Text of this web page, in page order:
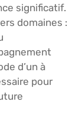
significatif.
domaines :
d’un à
pour